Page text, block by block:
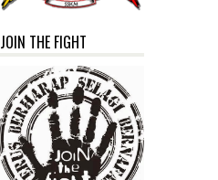
JOIN THE FIGHT